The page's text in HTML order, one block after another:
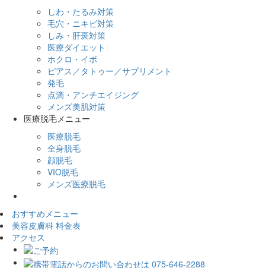
しわ・たるみ対策
毛穴・ニキビ対策
しみ・肝斑対策
医療ダイエット
ホクロ・イボ
ピアス／タトゥー／サプリメント
発毛
点滴・アンチエイジング
メンズ美肌対策
医療脱毛メニュー
医療脱毛
全身脱毛
顔脱毛
VIO脱毛
メンズ医療脱毛
おすすめメニュー
美容皮膚科 料金表
アクセス